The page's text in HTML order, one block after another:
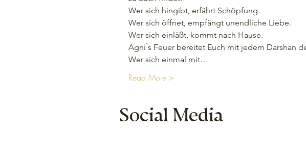
Wer sich hingibt, erfährt Schöpfung.
Wer sich öffnet, empfängt unendliche Liebe.
Wer sich einläßt, kommt nach Hause.
Agni ́s Feuer bereitet Euch mit jedem Darshan
Wer sich einmal mit…
Read More >
Social Media